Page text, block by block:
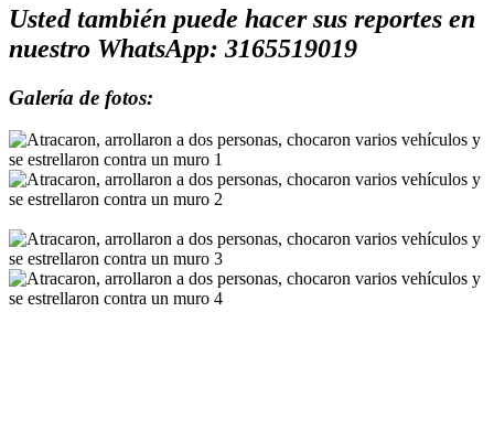
Usted también puede hacer sus reportes en
nuestro WhatsApp: 3165519019
Galería de fotos: